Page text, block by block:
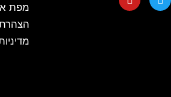
קלפים השלכתיים
מפת
הצהרת